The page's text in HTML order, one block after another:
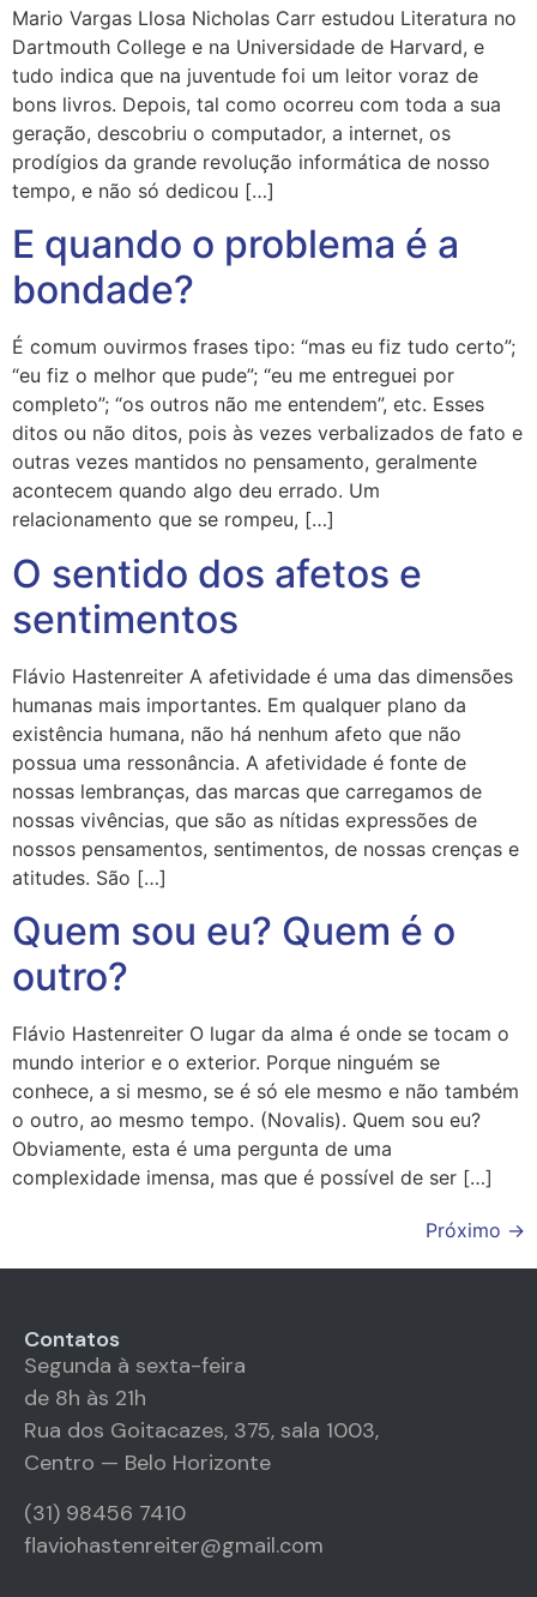
Mario Vargas Llosa Nicholas Carr estudou Literatura no
Dartmouth College e na Universidade de Harvard, e
tudo indica que na juventude foi um leitor voraz de
bons livros. Depois, tal como ocorreu com toda a sua
geração, descobriu o computador, a internet, os
prodígios da grande revolução informática de nosso
tempo, e não só dedicou […]
E quando o problema é a
bondade?
É comum ouvirmos frases tipo: “mas eu fiz tudo certo”;
“eu fiz o melhor que pude”; “eu me entreguei por
completo”; “os outros não me entendem”, etc. Esses
ditos ou não ditos, pois às vezes verbalizados de fato e
outras vezes mantidos no pensamento, geralmente
acontecem quando algo deu errado. Um
relacionamento que se rompeu, […]
O sentido dos afetos e
sentimentos
Flávio Hastenreiter A afetividade é uma das dimensões
humanas mais importantes. Em qualquer plano da
existência humana, não há nenhum afeto que não
possua uma ressonância. A afetividade é fonte de
nossas lembranças, das marcas que carregamos de
nossas vivências, que são as nítidas expressões de
nossos pensamentos, sentimentos, de nossas crenças e
atitudes. São […]
Quem sou eu? Quem é o
outro?
Flávio Hastenreiter O lugar da alma é onde se tocam o
mundo interior e o exterior. Porque ninguém se
conhece, a si mesmo, se é só ele mesmo e não também
o outro, ao mesmo tempo. (Novalis). Quem sou eu?
Obviamente, esta é uma pergunta de uma
complexidade imensa, mas que é possível de ser […]
Próximo →
Contatos
Segunda à sexta-feira
de 8h às 21h
Rua dos Goitacazes, 375, sala 1003,
Centro — Belo Horizonte
(31) 98456 7410
flaviohastenreiter@gmail.com